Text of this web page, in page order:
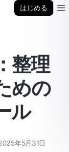
はじめる
整理
めの
ル
年5月31日